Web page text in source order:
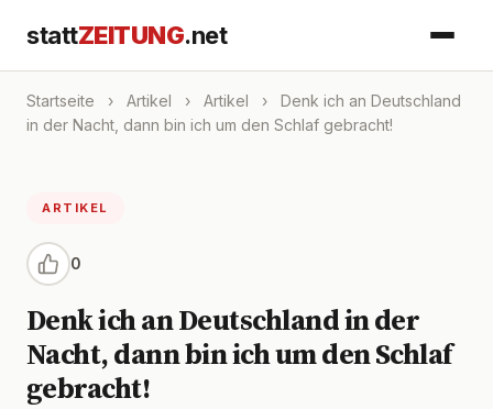
stattZEITUNG.net
Startseite › Artikel › Artikel ›
Denk ich an Deutschland
in der Nacht, dann bin ich um den Schlaf gebracht!
ARTIKEL
0
Denk ich an Deutschland in der
Nacht, dann bin ich um den Schlaf
gebracht!